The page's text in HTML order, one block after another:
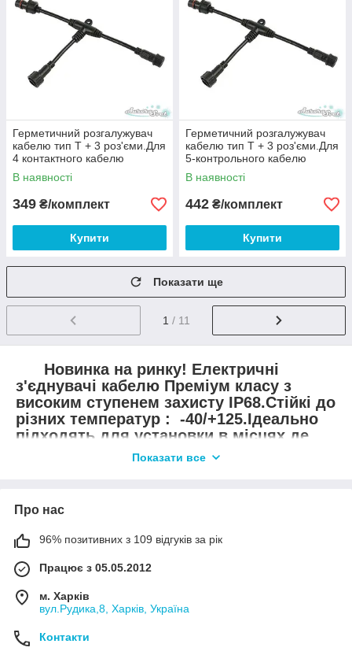
Герметичний розгалужувач
кабелю тип Т + 3 роз'єми.Для
4 контактного кабелю
В наявності
349 ₴/комплект
Купити
Герметичний розгалужувач
кабелю тип Т + 3 роз'єми.Для
5-контрольного кабелю
В наявності
442 ₴/комплект
Купити
Показати ще
1 / 11
Новинка на ринку! Електричні
з'єднувачі кабелю Преміум класу з
високим ступенем захисту IP68.Стійкі до
різних температур : -40/+125.Ідеально
підходять для установки в місцях,де
велике скупчення вологи і пилу.
освітлення,архітектурного
освітлення,освітлення
фонтанів,басейнів
,рекламного освітлення вуличного
освітлення,освітлення рекламних
площ.Так само використовуються для
підземного з'єднання кабелю.
Показати все
Про нас
96% позитивних з 109 відгуків за рік
Працює з 05.05.2012
м. Харків
вул.Рудика,8, Харків, Україна
Контакти